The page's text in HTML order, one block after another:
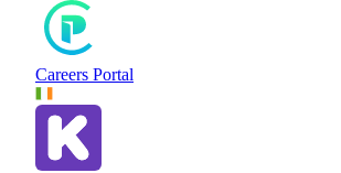
Careers Portal